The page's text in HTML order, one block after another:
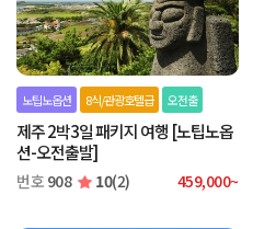
노팁노옵션 8식/관광호텔급 오전출
제주 2박3일 패키지 여행 [노팁노옵
션-오전출발]
번호 908 10(2) 459,000~